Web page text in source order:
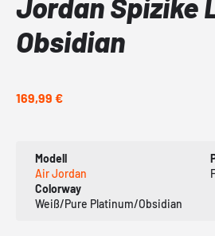
Obsidian
169,99 €
Modell
Air Jordan
Colorway
Weiß/Pure Platinum/Obsidian